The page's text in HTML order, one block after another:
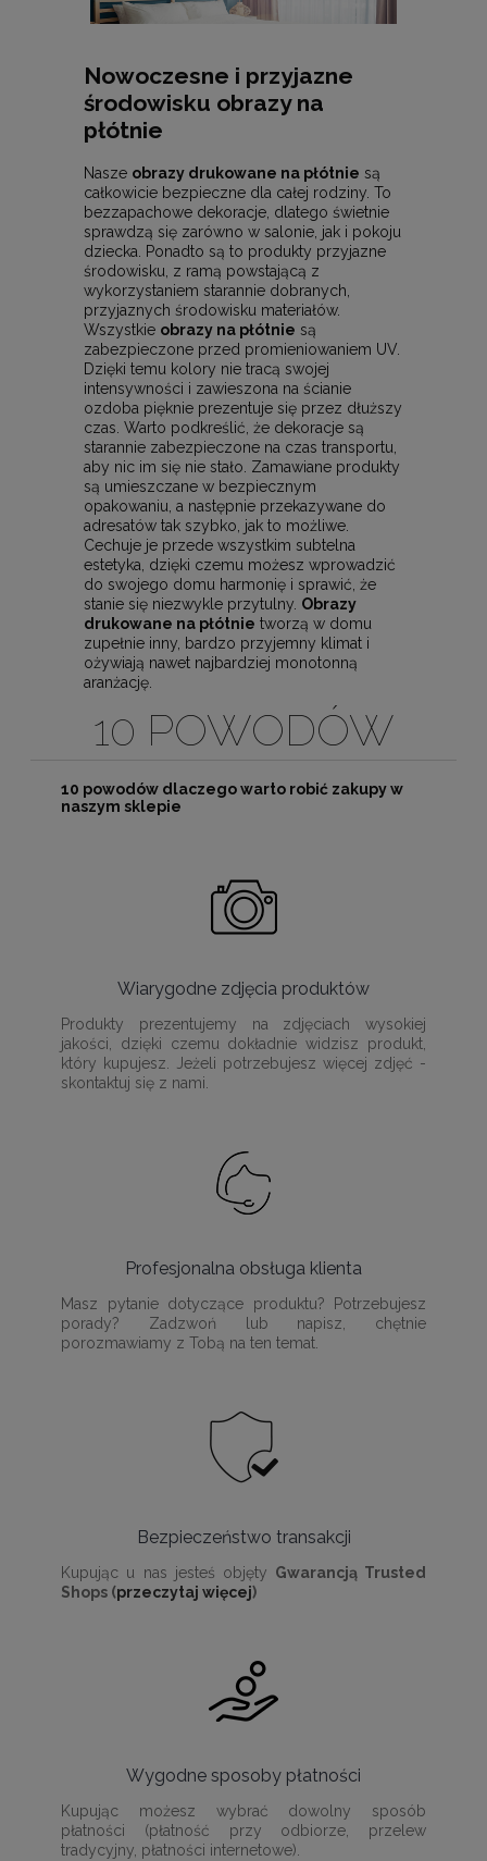
Nowoczesne i przyjazne
środowisku obrazy na
płótnie
Nasze obrazy drukowane na płótnie są
całkowicie bezpieczne dla całej rodziny. To
bezzapachowe dekoracje, dlatego świetnie
sprawdzą się zarówno w salonie, jak i pokoju
dziecka. Ponadto są to produkty przyjazne
środowisku, z ramą powstającą z
wykorzystaniem starannie dobranych,
przyjaznych środowisku materiałów.
Wszystkie obrazy na płótnie są
zabezpieczone przed promieniowaniem UV.
Dzięki temu kolory nie tracą swojej
intensywności i zawieszona na ścianie
ozdoba pięknie prezentuje się przez dłuższy
czas. Warto podkreślić, że dekoracje są
starannie zabezpieczone na czas transportu,
aby nic im się nie stało. Zamawiane produkty
są umieszczane w bezpiecznym
opakowaniu, a następnie przekazywane do
adresatów tak szybko, jak to możliwe.
Cechuje je przede wszystkim subtelna
estetyka, dzięki czemu możesz wprowadzić
do swojego domu harmonię i sprawić, że
stanie się niezwykle przytulny. Obrazy
drukowane na płótnie tworzą w domu
zupełnie inny, bardzo przyjemny klimat i
ożywiają nawet najbardziej monotonną
aranżację.
10 POWODÓW
10 powodów dlaczego warto robić zakupy w
naszym sklepie
Wiarygodne zdjęcia produktów
Produkty prezentujemy na zdjęciach wysokiej
jakości, dzięki czemu dokładnie widzisz produkt,
który kupujesz. Jeżeli potrzebujesz więcej zdjęć -
skontaktuj się z nami.
Profesjonalna obsługa klienta
Masz pytanie dotyczące produktu? Potrzebujesz
porady? Zadzwoń lub napisz, chętnie
porozmawiamy z Tobą na ten temat.
Bezpieczeństwo transakcji
Kupując u nas jesteś objęty Gwarancją Trusted
Shops (przeczytaj więcej)
Wygodne sposoby płatności
Kupując możesz wybrać dowolny sposób
płatności (płatność przy odbiorze, przelew
tradycyjny, płatności internetowe).